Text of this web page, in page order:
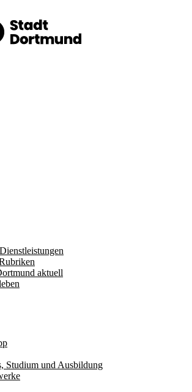
aktuell
Studium und Ausbildung